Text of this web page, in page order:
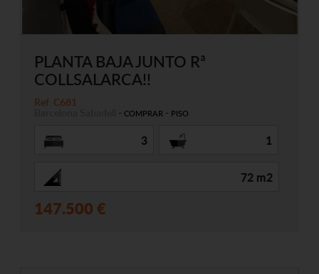
PLANTA BAJA JUNTO Rª
COLLSALARCA!!
Ref. C681
- COMPRAR - PISO
3 1
72 m2
147.500 €